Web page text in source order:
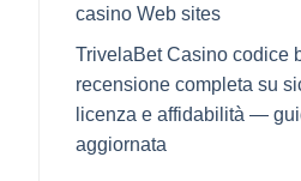
casino Web sites
TrivelaBet Casino codice
recensione completa su
licenza e affidabilità —
aggiornata